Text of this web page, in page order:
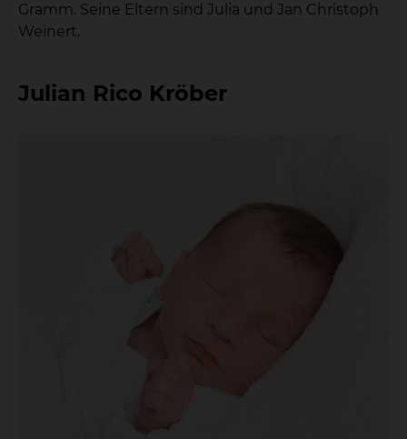
Gramm. Seine Eltern sind Julia und Jan Christoph
Weinert.
Julian Rico Kröber